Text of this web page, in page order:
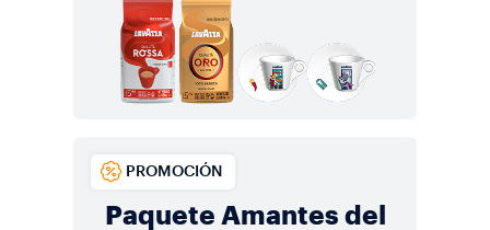
Paquete Amantes del
PROMOCIÓN